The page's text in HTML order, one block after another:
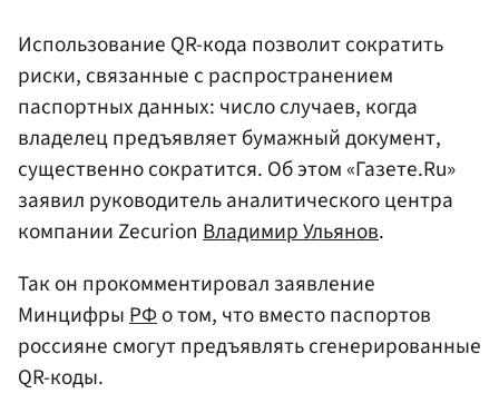
Использование QR-кода позволит сократить
риски, связанные с распространением
паспортных данных: число случаев, когда
владелец предъявляет бумажный документ,
существенно сократится. Об этом «Газете.Ru»
заявил руководитель аналитического центра
компании Zecurion Владимир Ульянов.
Так он прокомментировал заявление
МинцифрыРФо том, что вместо паспортов
россияне смогут предъявлять сгенерированные
QR-коды.